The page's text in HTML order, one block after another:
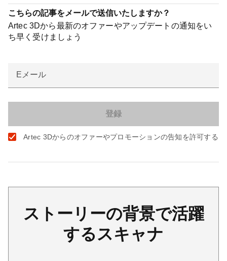
こちらの記事をメールで送信いたしますか？
Artec 3Dから最新のオファーやアップデートの通知をい
ち早く受けましょう
Eメール
Artec 3Dからのオファーやプロモーションの告知を許可する
ストーリーの背景で活躍
するスキャナ